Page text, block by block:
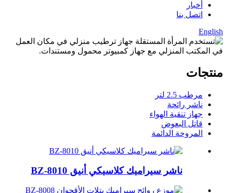
أخبار
اتصل بنا
English
منتجات
مرطب 2.5 لتر
ناشر رائحة
جهاز تنقية الهواء
قاتل البعوض
المروحة الدائمة
ناشر سيراميك كلاسيكي أنيق BZ-8010